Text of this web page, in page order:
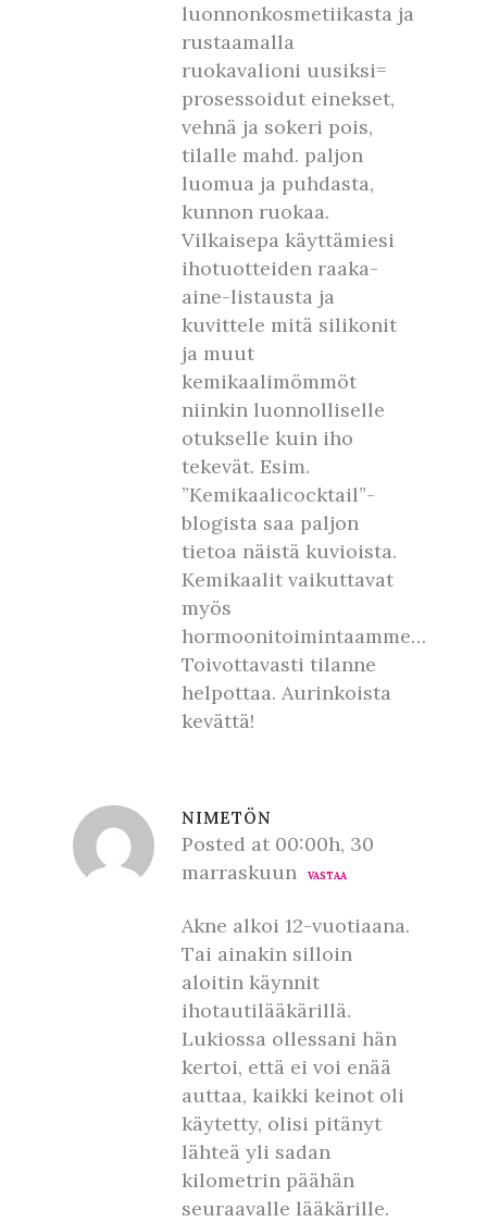
luonnonkosmetiikasta ja
rustaamalla
ruokavalioni uusiksi=
prosessoidut einekset,
vehnä ja sokeri pois,
tilalle mahd. paljon
luomua ja puhdasta,
kunnon ruokaa.
Vilkaisepa käyttämiesi
ihotuotteiden raaka-
aine-listausta ja
kuvittele mitä silikonit
ja muut
kemikaalimömmöt
niinkin luonnolliselle
otukselle kuin iho
tekevät. Esim.
”Kemikaalicocktail”-
blogista saa paljon
tietoa näistä kuvioista.
Kemikaalit vaikuttavat
myös
hormoonitoimintaamme…
Toivottavasti tilanne
helpottaa. Aurinkoista
kevättä!
NIMETÖN
Posted at 00:00h, 30
marraskuun
VASTAA
Akne alkoi 12-vuotiaana.
Tai ainakin silloin
aloitin käynnit
ihotautilääkärillä.
Lukiossa ollessani hän
kertoi, että ei voi enää
auttaa, kaikki keinot oli
käytetty, olisi pitänyt
lähteä yli sadan
kilometrin päähän
seuraavalle lääkärille.